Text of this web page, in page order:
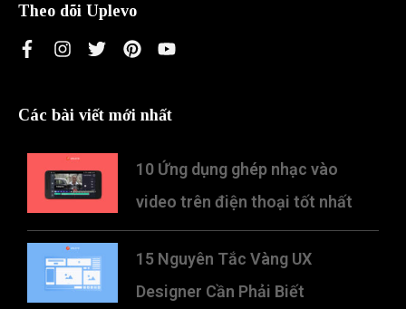
Theo dõi Uplevo
Các bài viết mới nhất
10 Ứng dụng ghép nhạc vào
video trên điện thoại tốt nhất
15 Nguyên Tắc Vàng UX
Designer Cần Phải Biết